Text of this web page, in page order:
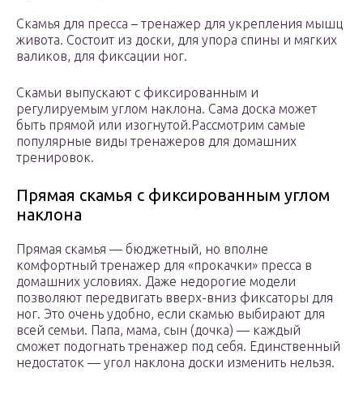
Скамья для пресса – тренажер для укрепления мышц
живота. Состоит из доски, для упора спины и мягких
валиков, для фиксации ног.
Скамьи выпускают с фиксированным и
регулируемым углом наклона. Сама доска может
быть прямой или изогнутой.Рассмотрим самые
популярные виды тренажеров для домашних
тренировок.
Прямая скамья с фиксированным углом
наклона
Прямая скамья — бюджетный, но вполне
комфортный тренажер для «прокачки» пресса в
домашних условиях. Даже недорогие модели
позволяют передвигать вверх-вниз фиксаторы для
ног. Это очень удобно, если скамью выбирают для
всей семьи. Папа, мама, сын (дочка) — каждый
сможет подогнать тренажер под себя. Единственный
недостаток — угол наклона доски изменить нельзя.